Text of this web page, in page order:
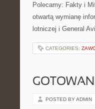
Polecamy: Fakty i
otwartą wymianę
lotniczej i General
CATEGORIES:
POSTED BY ADMIN